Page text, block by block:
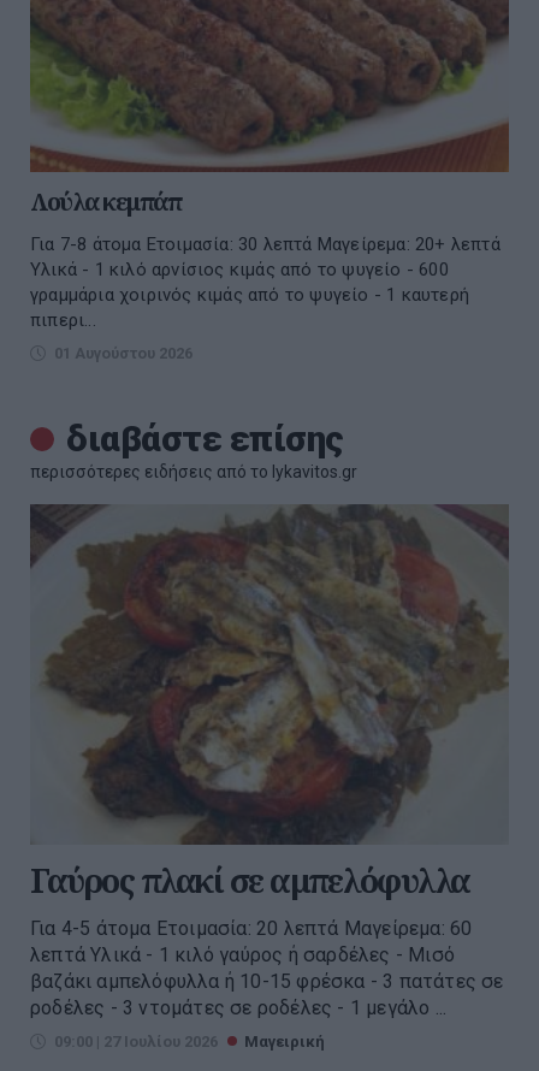
Λούλα κεμπάπ
Για 7-8 άτομα Ετοιμασία: 30 λεπτά Μαγείρεμα: 20+ λεπτά
Υλικά - 1 κιλό αρνίσιος κιμάς από το ψυγείο - 600
γραμμάρια χοιρινός κιμάς από το ψυγείο - 1 καυτερή
πιπερι...
01 Αυγούστου 2026
διαβάστε επίσης
περισσότερες ειδήσεις από το lykavitos.gr
Γαύρος πλακί σε αμπελόφυλλα
Για 4-5 άτομα Ετοιμασία: 20 λεπτά Μαγείρεμα: 60
λεπτά Υλικά - 1 κιλό γαύρος ή σαρδέλες - Μισό
βαζάκι αμπελόφυλλα ή 10-15 φρέσκα - 3 πατάτες σε
ροδέλες - 3 ντομάτες σε ροδέλες - 1 μεγάλο ...
09:00 | 27 Ιουλίου 2026 Μαγειρική